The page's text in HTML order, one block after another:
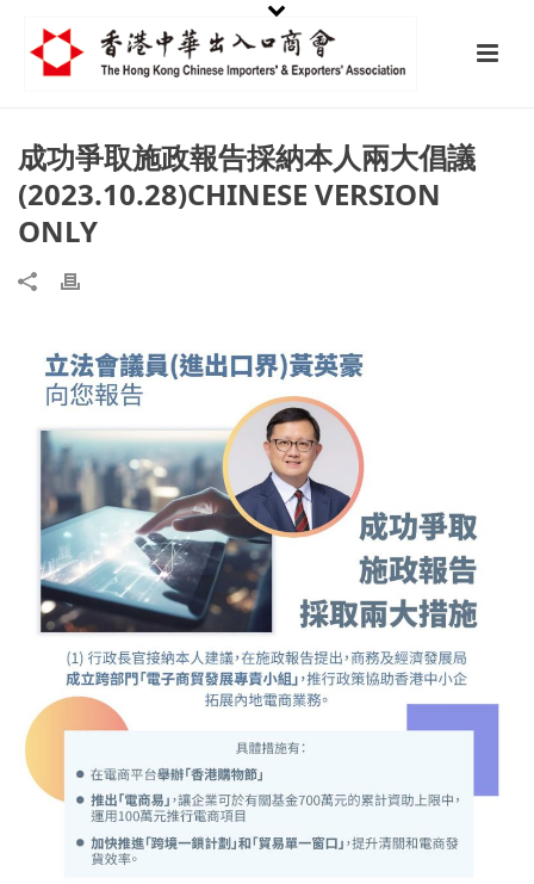
成功爭取施政報告採納本人兩大倡議
(2023.10.28)CHINESE VERSION
ONLY